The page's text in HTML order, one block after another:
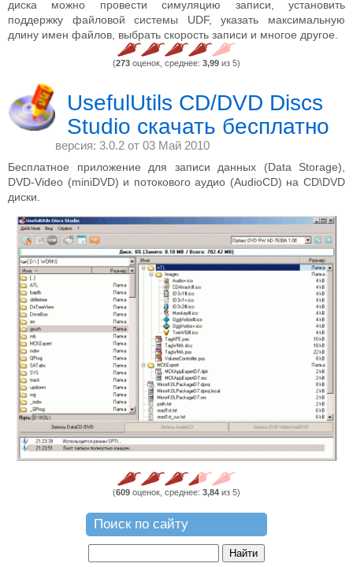
диска можно провести симуляцию записи, установить
поддержку файловой системы UDF, указать максимальную
длину имен файлов, выбрать скорость записи и многое другое.
(273 оценок, среднее: 3,99 из 5)
UsefulUtils CD/DVD Discs
Studio скачать бесплатно
версия: 3.0.2 от 03 Май 2010
Бесплатное приложение для записи данных (Data Storage),
DVD-Video (miniDVD) и потокового аудио (AudioCD) на CD\DVD
диски.
(609 оценок, среднее: 3,84 из 5)
Поиск по сайту